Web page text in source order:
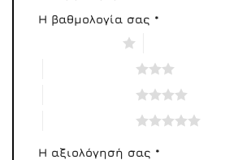
Η βαθμολογία σας *
Η αξιολόγησή σας *